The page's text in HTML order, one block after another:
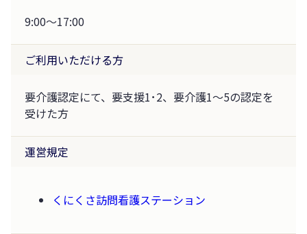
9:00～17:00
ご利用いただける方
要介護認定にて、要支援1･2、要介護1～5の認定を
受けた方
運営規定
くにくさ訪問看護ステーション